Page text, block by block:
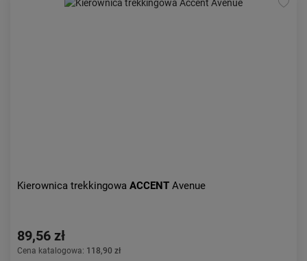
Kierownica trekkingowa ACCENT Avenue
89,56 zł
Cena katalogowa: 118,90 zł